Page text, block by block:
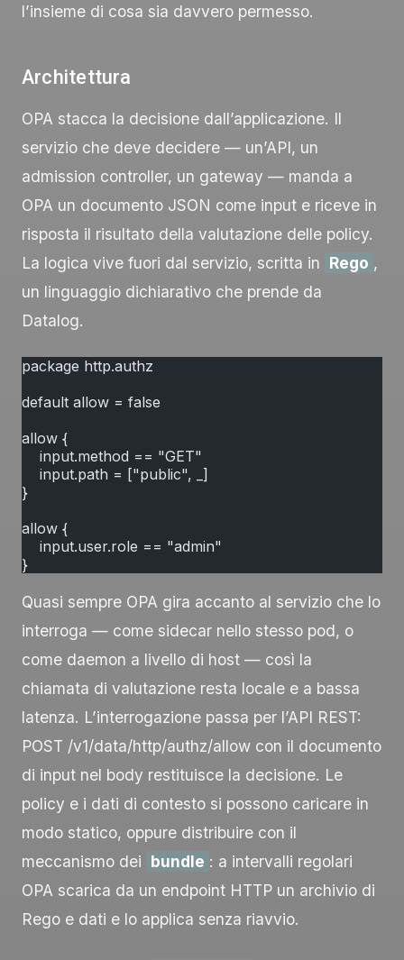
l’insieme di cosa sia davvero permesso.
Architettura
OPA stacca la decisione dall’applicazione. Il
servizio che deve decidere — un’API, un
admission controller, un gateway — manda a
OPA un documento JSON come input e riceve in
risposta il risultato della valutazione delle policy.
La logica vive fuori dal servizio, scritta in Rego ,
un linguaggio dichiarativo che prende da
Datalog.
package http.authz
default allow = false
allow {
    input.method == "GET"
    input.path = ["public", _]
}
allow {
    input.user.role == "admin"
}
Quasi sempre OPA gira accanto al servizio che lo
interroga — come sidecar nello stesso pod, o
come daemon a livello di host — così la
chiamata di valutazione resta locale e a bassa
latenza. L’interrogazione passa per l’API REST:
POST /v1/data/http/authz/allow con il documento
di input nel body restituisce la decisione. Le
policy e i dati di contesto si possono caricare in
modo statico, oppure distribuire con il
meccanismo dei bundle : a intervalli regolari
OPA scarica da un endpoint HTTP un archivio di
Rego e dati e lo applica senza riavvio.